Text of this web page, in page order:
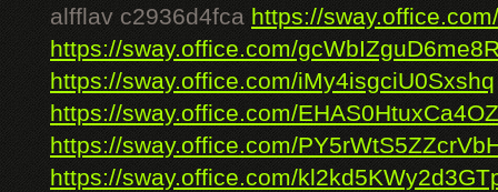
alfflav c2936d4fca https://
https://sway.office.com/
https://sway.office.com/iMy4isgciU0Sxshq
https://sway.office.com/
https://sway.office.com/
https://sway.office.com/